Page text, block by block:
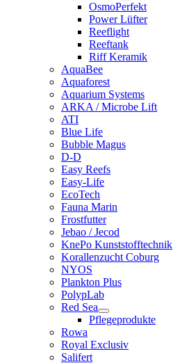
OsmoPerfekt
Power Lüfter
Reeflight
Reeftank
Riff Keramik
AquaBee
Aquaforest
Aquarium Systems
ARKA / Microbe Lift
ATI
Blue Life
Bubble Magus
D-D
Easy Reefs
Easy-Life
EcoTech
Fauna Marin
Frostfutter
Jebao / Jecod
KnePo Kunststofftechnik
Korallenzucht Coburg
NYOS
Plankton Plus
PolypLab
Red Sea
Pflegeprodukte
Rowa
Royal Exclusiv
Salifert